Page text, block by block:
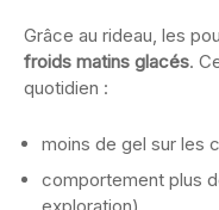
Grâce au rideau, les
froids matins glacés.
quotidien :
moins de gel sur les
comportement plus
exploration),